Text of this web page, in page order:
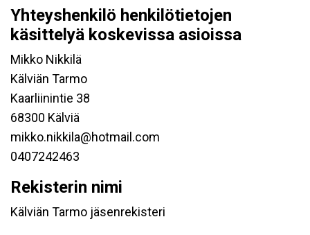
Yhteyshenkilö henkilötietojen
käsittelyä koskevissa asioissa
Mikko Nikkilä
Kälviän Tarmo
Kaarliinintie 38
68300 Kälviä
mikko.nikkila@hotmail.com
0407242463
Rekisterin nimi
Kälviän Tarmo jäsenrekisteri